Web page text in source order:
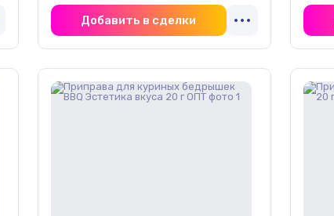
Добавить в сделки